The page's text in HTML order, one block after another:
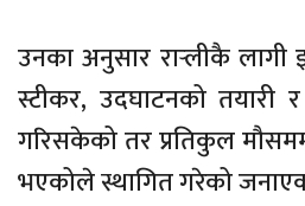
उनका अनुसार रार्‍लीकै लागी
स्टीकर, उदघाटनको तयारी
गरिसकेको तर प्रतिकुल
भएकोले स्थागित गरेको